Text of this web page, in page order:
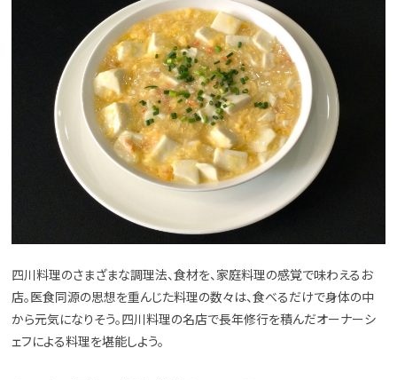
四川料理のさまざまな調理法、食材を、家庭料理の感覚で味わえるお
店。医食同源の思想を重んじた料理の数々は、食べるだけで身体の中
から元気になりそう。四川料理の名店で長年修行を積んだオーナーシ
ェフによる料理を堪能しよう。